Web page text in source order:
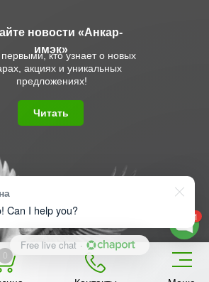
0
новости «Анкар-
имэк»
первыми, кто узнает о новых
акциях и уникальных
предложениях!
Читать
1
Can I help you?
Free live chat ·